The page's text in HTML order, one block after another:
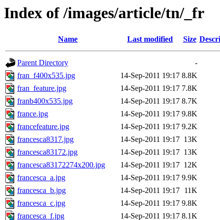
Index of /images/article/tn/_fr
Name Last modified Size
Parent Directory
-
fran_f400x535.jpg
14-Sep-2011 19:17 8.8K
fran_feature.jpg
14-Sep-2011 19:17 7.8K
franb400x535.jpg
14-Sep-2011 19:17 8.7K
france.jpg
14-Sep-2011 19:17 9.8K
francefeature.jpg
14-Sep-2011 19:17 9.2K
francesca8317.jpg
14-Sep-2011 19:17 13K
francesca83172.jpg
14-Sep-2011 19:17 13K
francesca83172274x200.jpg
14-Sep-2011 19:17 12K
francesca_a.jpg
14-Sep-2011 19:17 9.9K
francesca_b.jpg
14-Sep-2011 19:17 11K
francesca_c.jpg
14-Sep-2011 19:17 9.8K
francesca_f.jpg
14-Sep-2011 19:17 8.1K